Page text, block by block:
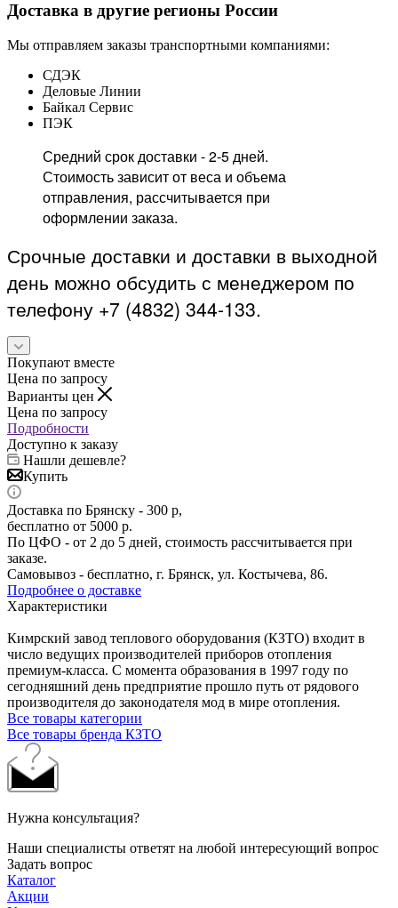
Доставка в другие регионы России
Мы отправляем заказы транспортными компаниями:
СДЭК
Деловые Линии
Байкал Сервис
ПЭК
Средний срок доставки - 2-5 дней.
Стоимость зависит от веса и объема
отправления, рассчитывается при
оформлении заказа.
Срочные доставки и доставки в выходной
день можно обсудить с менеджером по
телефону +7 (4832) 344-133.
Покупают вместе
Цена по запросу
Варианты цен
Цена по запросу
Подробности
Доступно к заказу
Нашли дешевле?
Купить
Доставка по Брянску - 300 р,
бесплатно от 5000 р.
По ЦФО - от 2 до 5 дней, стоимость рассчитывается при
заказе.
Самовывоз - бесплатно, г. Брянск, ул. Костычева, 86.
Подробнее о доставке
Характеристики
Кимрский завод теплового оборудования (КЗТО) входит в
число ведущих производителей приборов отопления
премиум-класса. С момента образования в 1997 году по
сегодняшний день предприятие прошло путь от рядового
производителя до законодателя мод в мире отопления.
Все товары категории
Все товары бренда КЗТО
Нужна консультация?
Наши специалисты ответят на любой интересующий вопрос
Задать вопрос
Каталог
Акции